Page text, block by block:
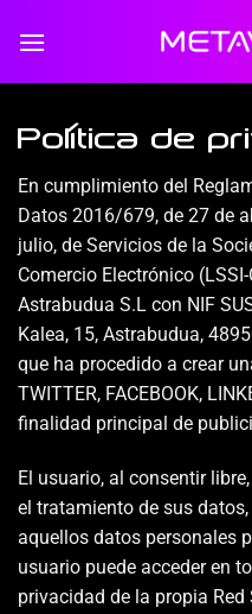
Política de
En cumplimiento del
Datos 2016/679, de 27 de
julio, de Servicios de la
Comercio Electrónico
Astrabudua S.L con NIF
Kalea, 15, Astrabudua,
que ha procedido a crear
TWITTER, FACEBOOK,
finalidad principal de
El usuario, al consentir
el tratamiento de sus
aquellos datos personales
usuario puede acceder en
privacidad de la propia